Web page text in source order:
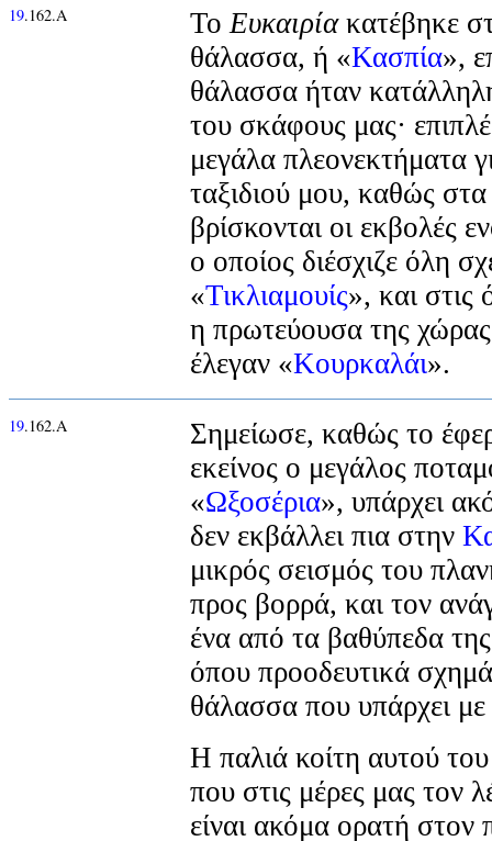
19.162.Α Το Ευκαιρίακατέβηκε
θάλασσα, ή «Κασπία»,
θάλασσα ήταν
του σκάφους μας·
μεγάλα πλεονεκτήματα
ταξιδιού μου, καθώς
βρίσκονται οι εκβολές
ο οποίος διέσχιζε όλη
«Τικλιαμουίς», και στις
η πρωτεύουσα της
έλεγαν «Κουρκαλάι».
19.162.Α
Σημείωσε, καθώς το
εκείνος ο μεγάλος
«Ωξοσέρια», υπάρχει
δεν εκβάλλει πια στην
μικρός σεισμός του
προς βορρά, και τον
ένα από τα βαθύπεδα
όπου προοδευτικά
θάλασσα που υπάρχει
Η παλιά κοίτη αυτού
που στις μέρες μας τον
είναι ακόμα ορατή στον